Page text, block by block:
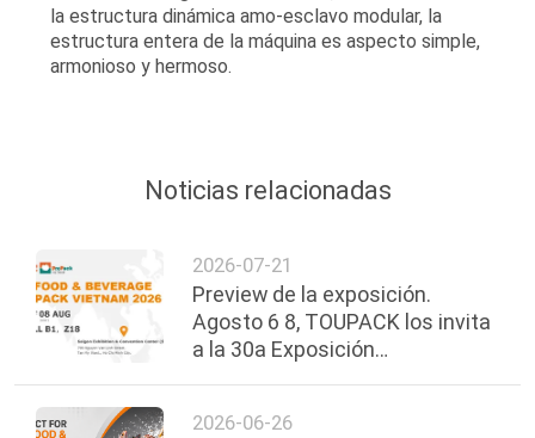
la estructura dinámica amo-esclavo modular, la
estructura entera de la máquina es aspecto simple,
armonioso y hermoso.
Noticias relacionadas
2026-07-21
Preview de la exposición.
Agosto 6 8, TOUPACK los invita
a la 30a Exposición
2026-06-26